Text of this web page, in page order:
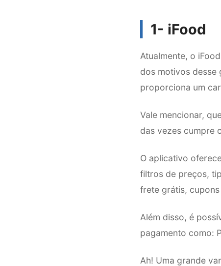
1- iFood
Atualmente, o
dos motivos desse
proporciona um
Vale mencionar,
das vezes cumpre
O aplicativo
filtros de preços,
frete grátis,
Além disso, é
pagamento como:
Ah! Uma grande